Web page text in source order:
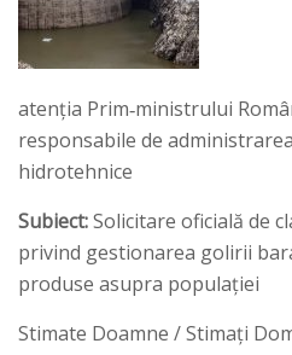
atenția Prim‑ministrului
responsabile de
hidrotehnice
Subiect:Solicitare oficială de
privind gestionarea golirii
produse asupra populației
Stimate Doamne / Stimați